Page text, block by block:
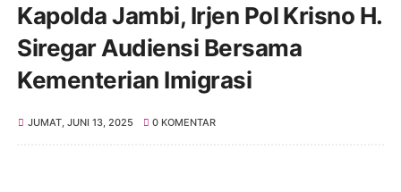
Kapolda Jambi, Irjen Pol Krisno H.
Siregar Audiensi Bersama
Kementerian Imigrasi
JUMAT, JUNI 13, 2025 0 KOMENTAR